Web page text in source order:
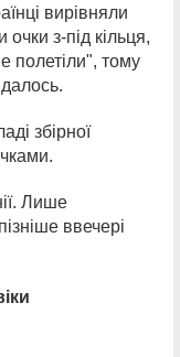
вирівняли
з-під кільця,
полетіли", тому
збірної
Лише
ввечері